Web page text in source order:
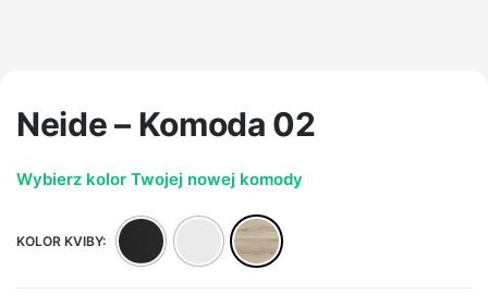
Neide – Komoda 02
Wybierz kolor Twojej nowej komody
KOLOR KVIBY: